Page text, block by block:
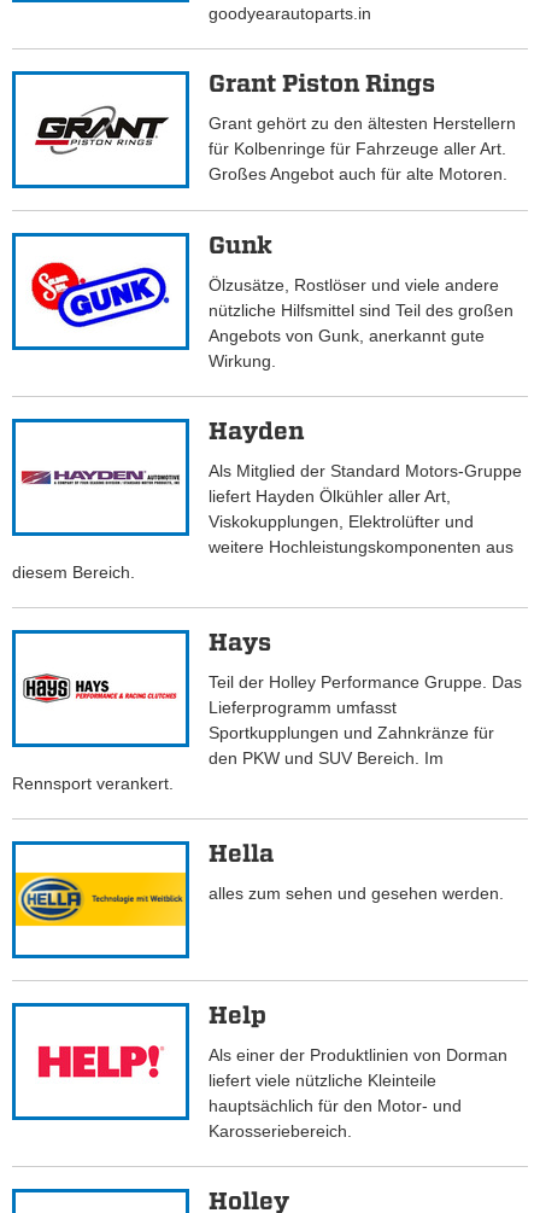
goodyearautoparts.in
Grant Piston Rings
Grant gehört zu den ältesten Herstellern
für Kolbenringe für Fahrzeuge aller Art.
Großes Angebot auch für alte Motoren.
Gunk
Ölzusätze, Rostlöser und viele andere
nützliche Hilfsmittel sind Teil des großen
Angebots von Gunk, anerkannt gute
Wirkung.
Hayden
Als Mitglied der Standard Motors-Gruppe
liefert Hayden Ölkühler aller Art,
Viskokupplungen, Elektrolüfter und
weitere Hochleistungskomponenten aus
diesem Bereich.
Hays
Teil der Holley Performance Gruppe. Das
Lieferprogramm umfasst
Sportkupplungen und Zahnkränze für
den PKW und SUV Bereich. Im
Rennsport verankert.
Hella
alles zum sehen und gesehen werden.
Help
Als einer der Produktlinien von Dorman
liefert viele nützliche Kleinteile
hauptsächlich für den Motor- und
Karosseriebereich.
Holley